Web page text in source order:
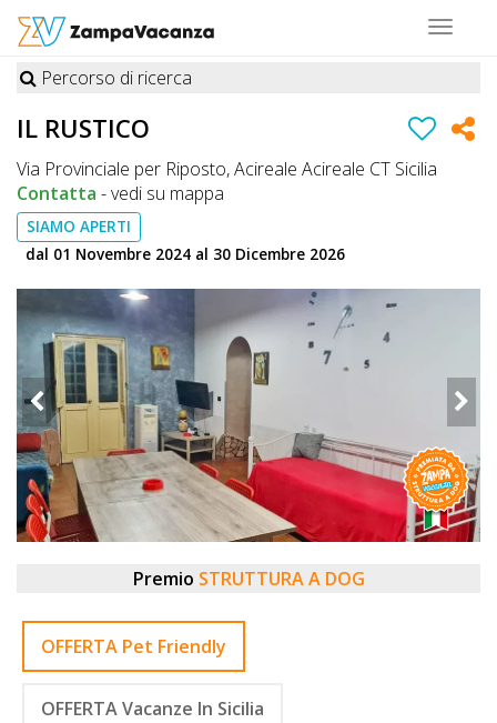
Toggle
STRUTTURE
A
DOG
LUOGHI
A
DOG
OFFERTE
A
DOG
A
DOG
Percorso di ricerca
IL RUSTICO
Via Provinciale per Riposto, Acireale Acireale CT Sicilia
Contatta -vedi su mappa
SIAMO APERTI
dal 01 Novembre 2024 al 30 Dicembre 2026
Premio STRUTTURA A DOG
OFFERTA Pet Friendly
OFFERTA Vacanze In Sicilia